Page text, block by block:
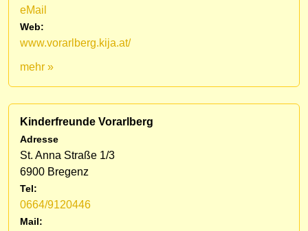
eMail
Web:
www.vorarlberg.kija.at/
mehr »
Kinderfreunde Vorarlberg
Adresse
St. Anna Straße 1/3
6900 Bregenz
Tel:
0664/9120446
Mail: